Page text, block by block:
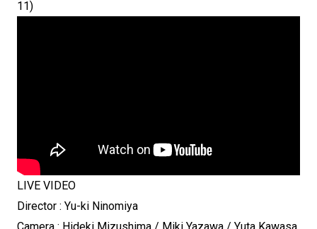
11)
LIVE VIDEO
Director : Yu-ki Ninomiya